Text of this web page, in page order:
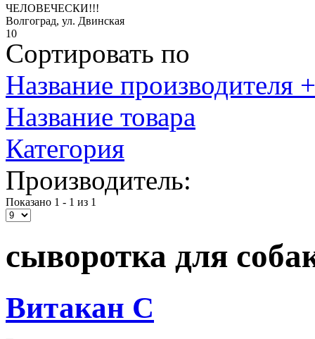
Сортировать по
Название производителя
Название товара
Категория
Производитель:
Показано 1 - 1 из 1
сыворотка для
Витакан С